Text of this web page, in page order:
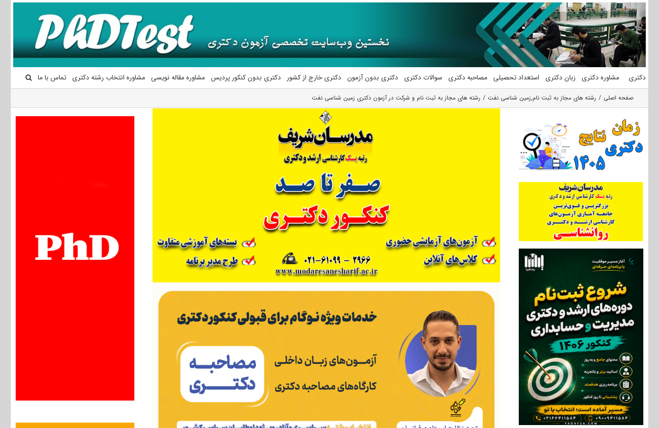
محتوا
دکتری مشاوره دکتری زبان دکتری استعداد تحصیلی مصاحبه دکتری سوالات دکتری دکتری بدون آزمون دکتری خارج از کشور دکتری بدون کنکور پردیس مشاوره مقاله نویسی مشاوره انتخاب رشته دکتری تماس با ما
صفحه اصلی رشته های مجاز به ثبت نام,زمین شناسی نفت رشته های مجاز به ثبت نام و شرکت در آزمون دکتری زمین‌ شناسی نفت